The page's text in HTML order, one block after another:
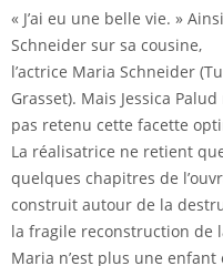
« J’ai eu une belle vie. »
Schneider sur sa cousine,
l’actrice Maria Schneider
Grasset). Mais Jessica Palud
pas retenu cette facette
La réalisatrice ne retient
quelques chapitres de
construit autour de la
la fragile reconstruction de
Maria n’est plus une